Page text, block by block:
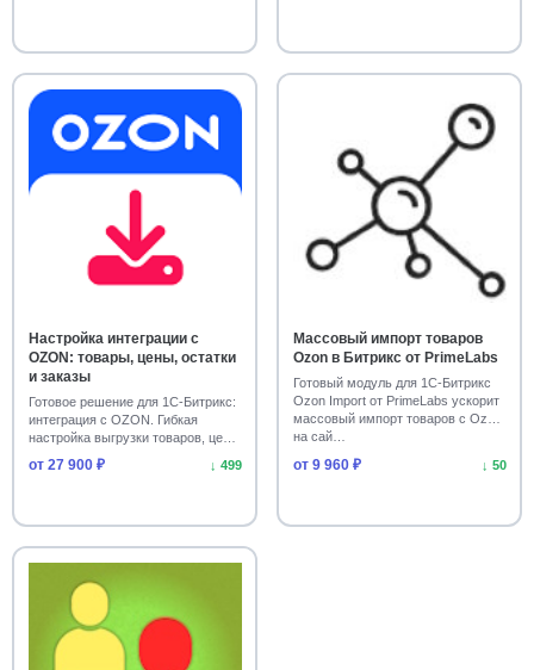
Настройка интеграции с
OZON: товары, цены, остатки
и заказы
Готовое решение для 1С-Битрикс:
интеграция с OZON. Гибкая
настройка выгрузки товаров, цен,
остатков …
от 27 900 ₽ ↓ 499
Массовый импорт товаров
Ozon в Битрикс от PrimeLabs
Готовый модуль для 1С-Битрикс
Ozon Import от PrimeLabs ускорит
массовый импорт товаров с Ozon
на сай…
от 9 960 ₽ ↓ 50